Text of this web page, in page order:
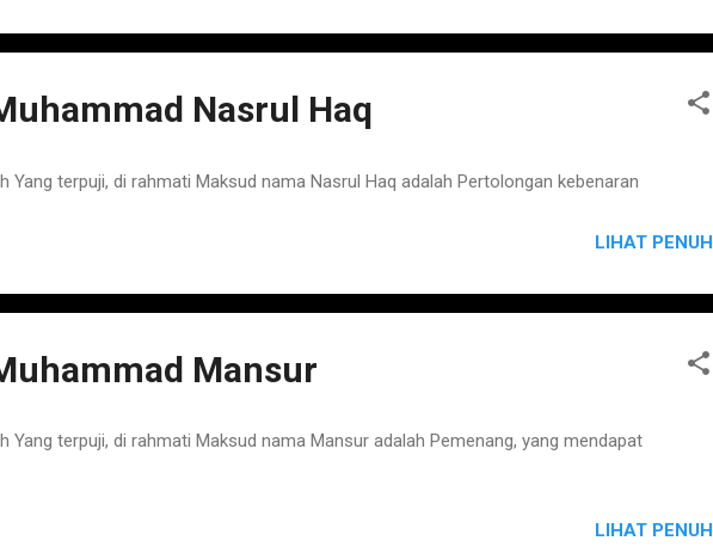
Nasrul Haq
Yang terpuji, di rahmati Maksud nama Nasrul Haq adalah Pertolongan kebenaran
LIHAT PENUH
Mansur
Yang terpuji, di rahmati Maksud nama Mansur adalah Pemenang, yang mendapat
LIHAT PENUH